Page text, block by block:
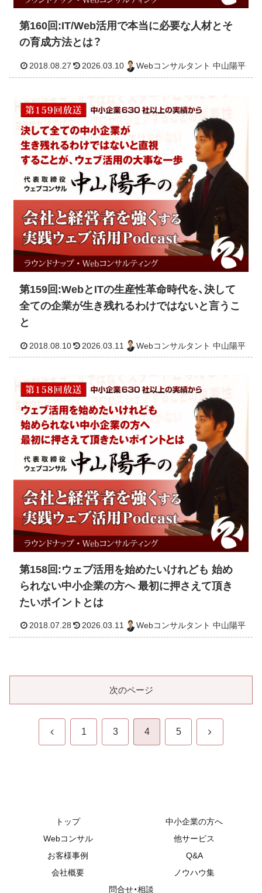
2018.10.23 2026.03.11 Webコンサルタント 中山
第160回:IT/Web活用で本当に必要な人材とそ
の育成方法とは？
第159回:WebとITの生産性革命時代を、決して
全ての企業が生き残れるわけではないと言うこ
と
2018.08.10 Webコンサルタント 中山
第158回:ウェブ活用を始めたいけれども 始め
られない中小企業の方へ 最初に押さえて頂き
たいポイントとは
次のページ
前 1 3 4 5 次
トップ
中小企業の方へ
Webコンサル
他サービス
お客様事例
Q&A
会社概要
ノウハウ集
問合せ・相談